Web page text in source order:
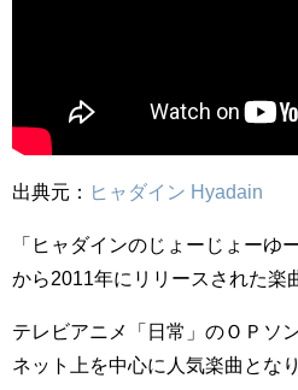
出典元： ヒャダイン Hyadain
「ヒャダインのじょーじょーゆ
から2011年にリリースされた楽
テレビアニメ「日常」のＯＰソ
ネット上を中心に人気楽曲とな